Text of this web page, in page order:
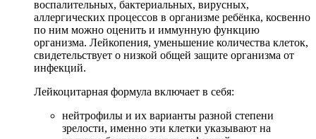
воспалительных, бактериальных, вирусных,
аллергических процессов в организме ребёнка, косвенно
по ним можно оценить и иммунную функцию
организма. Лейкопения, уменьшение количества клеток,
свидетельствует о низкой общей защите организма от
инфекций.
Лейкоцитарная формула включает в себя:
нейтрофилы и их варианты разной степени
зрелости, именно эти клетки указывают на